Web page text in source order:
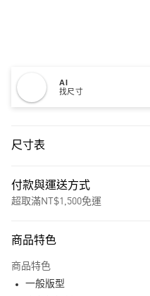
AI
找尺寸
尺寸表
付款與運送方式
超取滿NT$1,500免運
商品特色
商品特色
一般版型